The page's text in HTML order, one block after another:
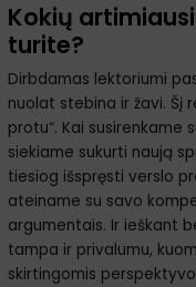
Kokių
turite?
Dirbdamas lektoriumi
nuolat stebina ir žavi. Šį
protu“. Kai susirenkame
siekiame sukurti naują
tiesiog išspręsti verslo
ateiname su savo
argumentais. Ir ieškant
tampa ir privalumu,
skirtingomis